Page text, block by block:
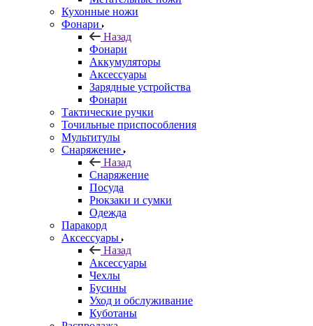
Кухонные ножи
Фонари
Назад
Фонари
Аккумуляторы
Аксессуары
Зарядные устройства
Фонари
Тактические ручки
Точильные приспособления
Мультитулы
Снаряжение
Назад
Снаряжение
Посуда
Рюкзаки и сумки
Одежда
Паракорд
Аксессуары
Назад
Аксессуары
Чехлы
Бусины
Уход и обслуживание
Куботаны